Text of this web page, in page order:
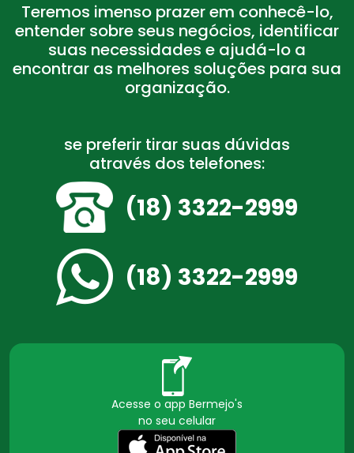
Teremos imenso prazer em conhecê-lo,
entender sobre seus negócios, identificar
suas necessidades e ajudá-lo a
encontrar as melhores soluções para sua
organização.
se preferir tirar suas dúvidas
através dos telefones:
(18) 3322-2999
(18) 3322-2999
Acesse o app Bermejo's
no seu celular